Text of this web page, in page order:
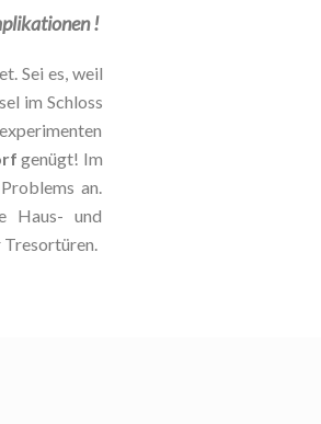
!
Sei es, weil
im Schloss
genügt! Im
an.
Haus- und
Tresortüren.